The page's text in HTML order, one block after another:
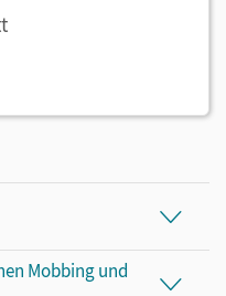
Mobbing und